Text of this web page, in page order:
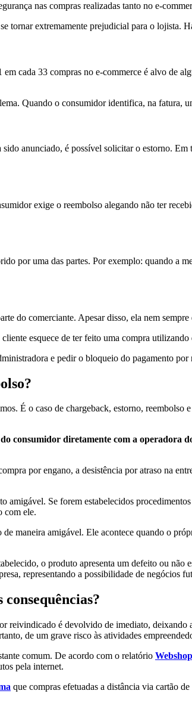
nas compras realizadas tanto no e-
tornar extremamente prejudicial para o lojista.
em cada 33 compras no e-commerce é alvo de
Quando o consumidor identifica, na fatura,
anunciado, é possível solicitar o estorno.
exige o reembolso alegando não ter
por uma das partes. Por exemplo: quando a
do comerciante. Apesar disso, ela nem
esquece de ter feito uma compra
e pedir o bloqueio do pagamento por
É o caso de chargeback, estorno,
consumidor diretamente com a operadora
por engano, a desistência por atraso na
Se forem estabelecidos
com ele.
maneira amigável. Ele acontece quando o
o produto apresenta um defeito ou
representando a possibilidade de negócios
reivindicado é devolvido de imediato, deixando
de um grave risco às atividades
comum. De acordo com o relatório
pela internet.
que compras efetuadas a distância via cartão